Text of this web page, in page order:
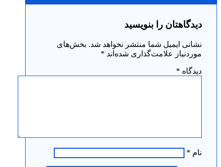
دیدگاهتان را بنویسید
نشانی ایمیل شما منتشر نخواهد شد. بخش‌های
موردنیاز علامت‌گذاری شده‌اند *
دیدگاه *
نام *